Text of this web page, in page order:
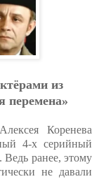
из
перемена»
Коренева
4-х серийный
Ведь ранее, этому
не давали